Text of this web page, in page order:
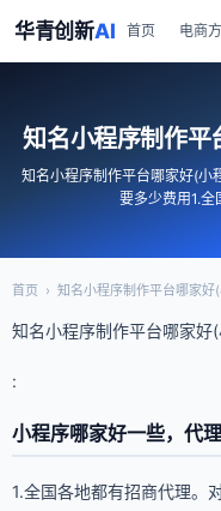
华青创新AI 首页 电商
知名小程序制作平
知名小程序制作平台哪家好(小
要多少费用1.
首页 › 知名小程序制作平台哪家好
知名小程序制作平台哪家好
:
小程序哪家好一些，代
1.全国各地都有招商代理。